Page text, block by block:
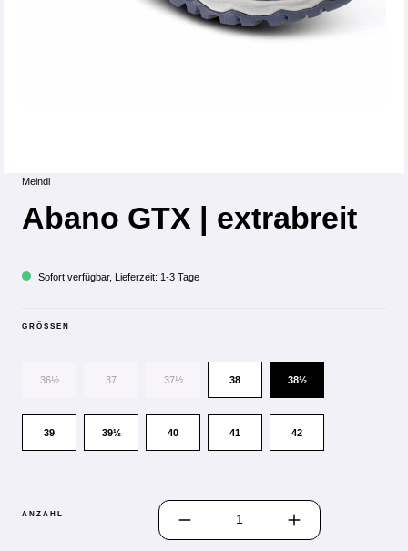
Meindl
Abano GTX | extrabreit
Sofort verfügbar, Lieferzeit: 1-3 Tage
GRÖSSEN
36½ 37 37½ 38 38½
39 39½ 40 41 42
ANZAHL
PRODUKT ANZAHL: GIB DEN